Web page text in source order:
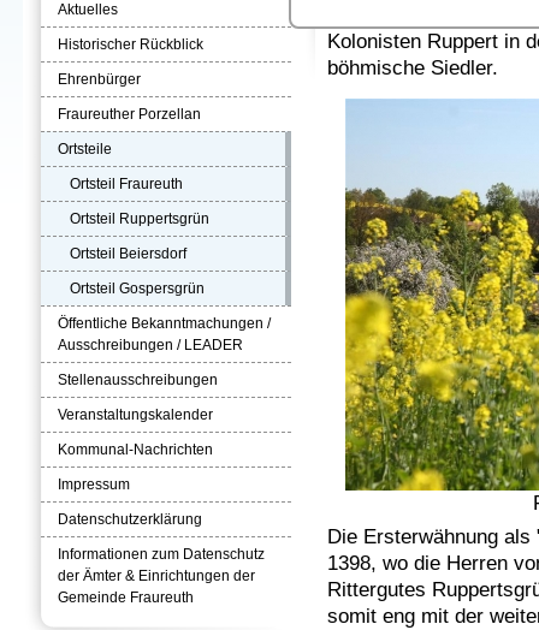
Kolonisten Ruppert in
böhmische Siedler.
Die Ersterwähnung
1398, wo die Herren
Rittergutes
somit eng mit der
Aktuelles
Historischer Rückblick
Ehrenbürger
Fraureuther Porzellan
Ortsteile
Ortsteil Fraureuth
Ortsteil Ruppertsgrün
Ortsteil Beiersdorf
Ortsteil Gospersgrün
Öffentliche Bekanntmachungen /
Ausschreibungen / LEADER
Stellenausschreibungen
Veranstaltungskalender
Kommunal-Nachrichten
Impressum
Datenschutzerklärung
Informationen zum Datenschutz
der Ämter & Einrichtungen der
Gemeinde Fraureuth